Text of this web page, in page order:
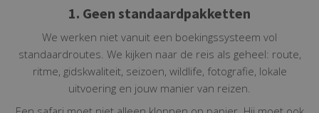
1. Geen standaardpakketten
We werken niet vanuit een boekingssysteem vol
standaardroutes. We kijken naar de reis als geheel: route,
ritme, gidskwaliteit, seizoen, wildlife, fotografie, lokale
uitvoering en jouw manier van reizen.